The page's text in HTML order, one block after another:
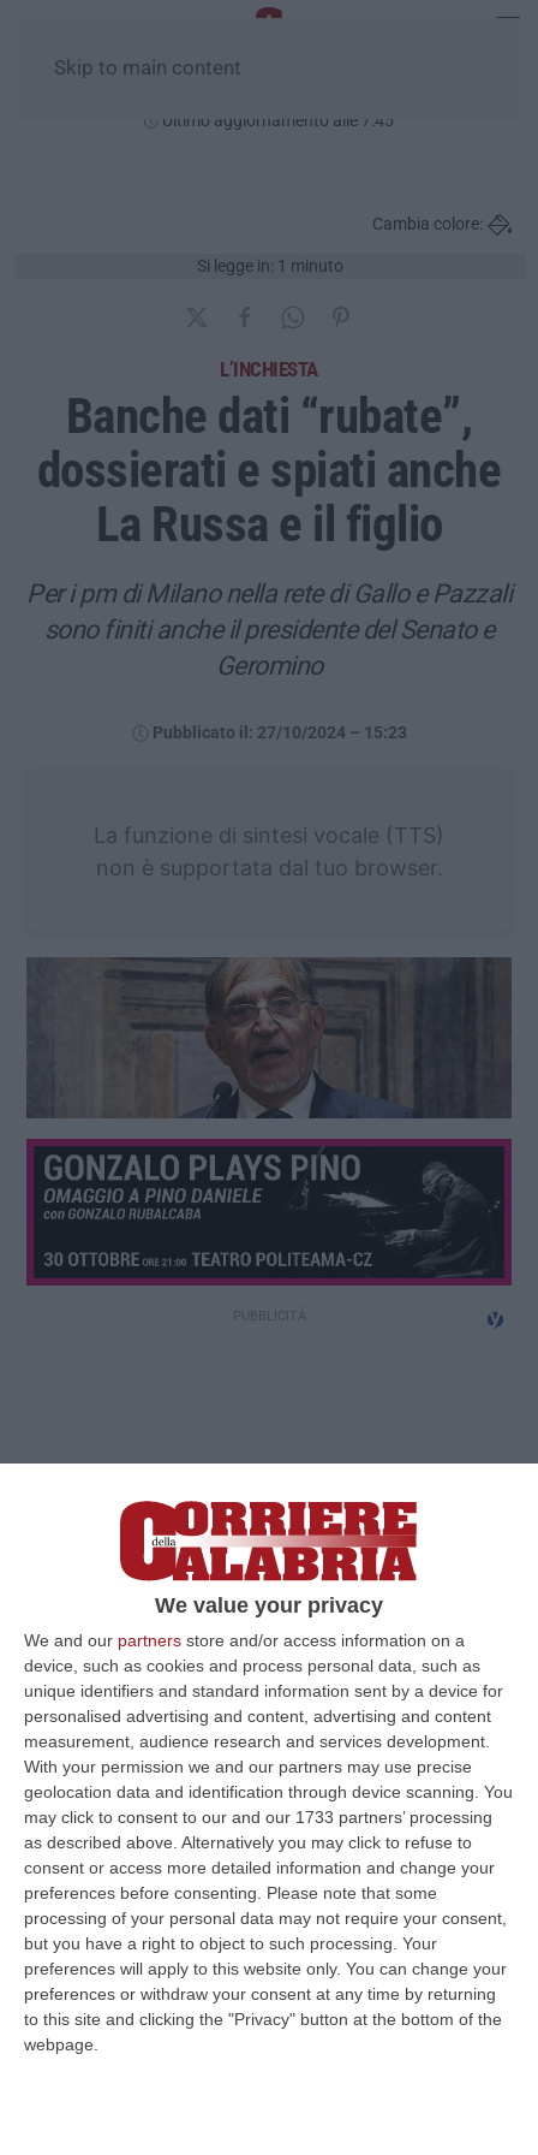
We value your privacy
We and our partners store and/or access information on a
device, such as cookies and process personal data, such as
unique identifiers and standard information sent by a device for
personalised advertising and content, advertising and content
measurement, audience research and services development.
With your permission we and our partners may use precise
geolocation data and identification through device scanning. You
may click to consent to our and our 1733 partners’ processing
as described above. Alternatively you may click to refuse to
consent or access more detailed information and change your
preferences before consenting.
Please note that some
processing of your personal data may not require your consent,
but you have a right to object to such processing. Your
preferences will apply to this website only. You can change your
preferences or withdraw your consent at any time by returning
to this site and clicking the "Privacy" button at the bottom of the
webpage.
Skip to main content
Ultimo aggiornamento alle 7:45
Si legge in: 1 minuto
Cambia colore:
L’INCHIESTA
Banche dati “rubate”,
dossierati e spiati anche
La Russa e il figlio
Per i pm di Milano nella rete di Gallo e Pazzali
sono finiti anche il presidente del Senato e
Geromino
Pubblicato il: 27/10/2024 – 15:23
La funzione di sintesi vocale (TTS)
non è supportata dal tuo browser.
Clicca e segui “Corriere della Calabria” su Google News
MILANOCi sono anche il Presidente del
Senato Ignazio La Russa e il figlio Geronimo
tra le persone finite nel mirino della rete di
presunti spioni guidata dal super poliziotto
Carmine Gallo, ai domiciliari, e da Enrico